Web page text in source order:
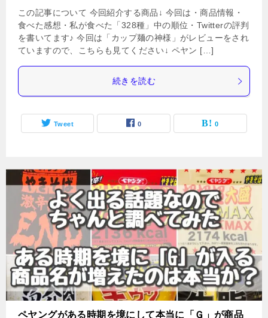
この記事について 今回紹介する商品↓ 今回は・商品情報・
食べた感想・私が食べた「328種」中の順位・Twitterの評判
を書いてます♪ 今回は「カップ麺の神様」がレビューをされ
ていますので、こちらも見てください↓ ペヤン […]
続きを読む
Tweet 0 0
ペヤングがある時期を境にして本当に「Ｇ」が商品